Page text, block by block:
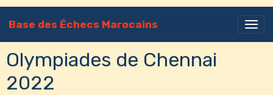
Base des Échecs Marocains
Olympiades de Chennai
2022